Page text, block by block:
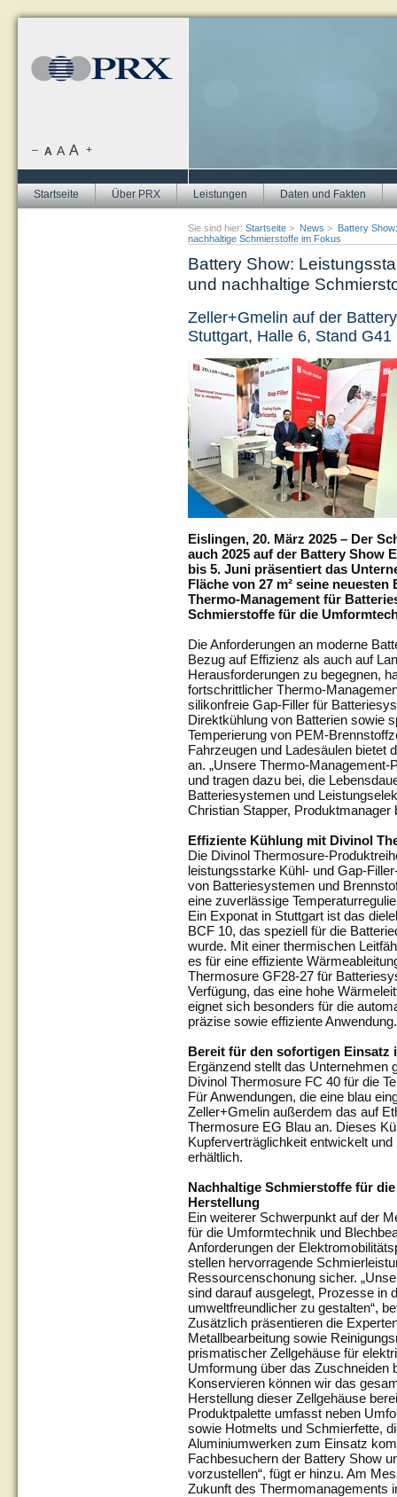
Startseite Über PRX Leistungen Daten und Fakten
Sie sind hier: Startseite > News > Battery
nachhaltige Schmierstoffe im Fokus
Battery Show:
und nachhaltige
Zeller+Gmelin auf der
Stuttgart, Halle 6, Stand G41
Eislingen, 20. März 2025 – Der
auch 2025 auf der Battery Show
bis 5. Juni präsentiert das
Fläche von 27 m² seine
Thermo-Management für
Schmierstoffe für die
Die Anforderungen an moderne
Bezug auf Effizienz als auch auf
Herausforderungen zu begegnen,
fortschrittlicher Thermo-
silikonfreie Gap-Filler für
Direktkühlung von Batterien sowie
Temperierung von PEM-
Fahrzeugen und Ladesäulen bietet
an. „Unsere Thermo-
und tragen dazu bei, die
Batteriesystemen und
Christian Stapper, Produktmanager
Effiziente Kühlung mit Divinol
Die Divinol Thermosure-
leistungsstarke Kühl- und Gap-
von Batteriesystemen und
eine zuverlässige
Ein Exponat in Stuttgart ist das
BCF 10, das speziell für die
wurde. Mit einer thermischen
es für eine effiziente
Thermosure GF28-27 für
Verfügung, das eine hohe
eignet sich besonders für die
präzise sowie effiziente Anwendung.
Bereit für den sofortigen Einsatz
Ergänzend stellt das Unternehmen
Divinol Thermosure FC 40 für die
Für Anwendungen, die eine blau
Zeller+Gmelin außerdem das auf
Thermosure EG Blau an. Dieses
Kupferverträglichkeit entwickelt
erhältlich.
Nachhaltige Schmierstoffe für
Herstellung
Ein weiterer Schwerpunkt auf der
für die Umformtechnik und
Anforderungen der
stellen hervorragende
Ressourcenschonung sicher.
sind darauf ausgelegt, Prozesse in
umweltfreundlicher zu gestalten“,
Zusätzlich präsentieren die
Metallbearbeitung sowie
prismatischer Zellgehäuse für
Umformung über das Zuschneiden
Konservieren können wir das
Herstellung dieser Zellgehäuse
Produktpalette umfasst neben
sowie Hotmelts und Schmierfette,
Aluminiumwerken zum Einsatz
Fachbesuchern der Battery Show
vorzustellen“, fügt er hinzu. Am
Zukunft des Thermomanagements
– A A A +